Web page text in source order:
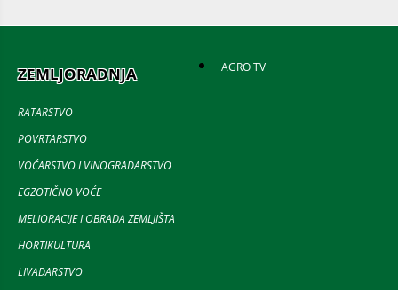
ZEMLJORADNJA
RATARSTVO
POVRTARSTVO
VOĆARSTVO I VINOGRADARSTVO
EGZOTIČNO VOĆE
MELIORACIJE I OBRADA ZEMLJIŠTA
HORTIKULTURA
LIVADARSTVO
AGRO TV